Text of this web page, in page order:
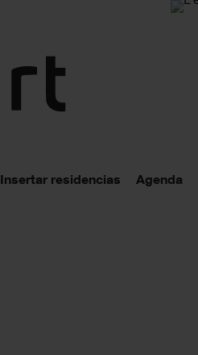
Insertar residencias Agenda